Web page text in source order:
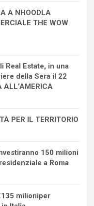
A NHOODLA
THE WOW
Real Estate, in una
della Sera il 22
PER IL TERRITORIO
150 milioni
a Roma
milioniper